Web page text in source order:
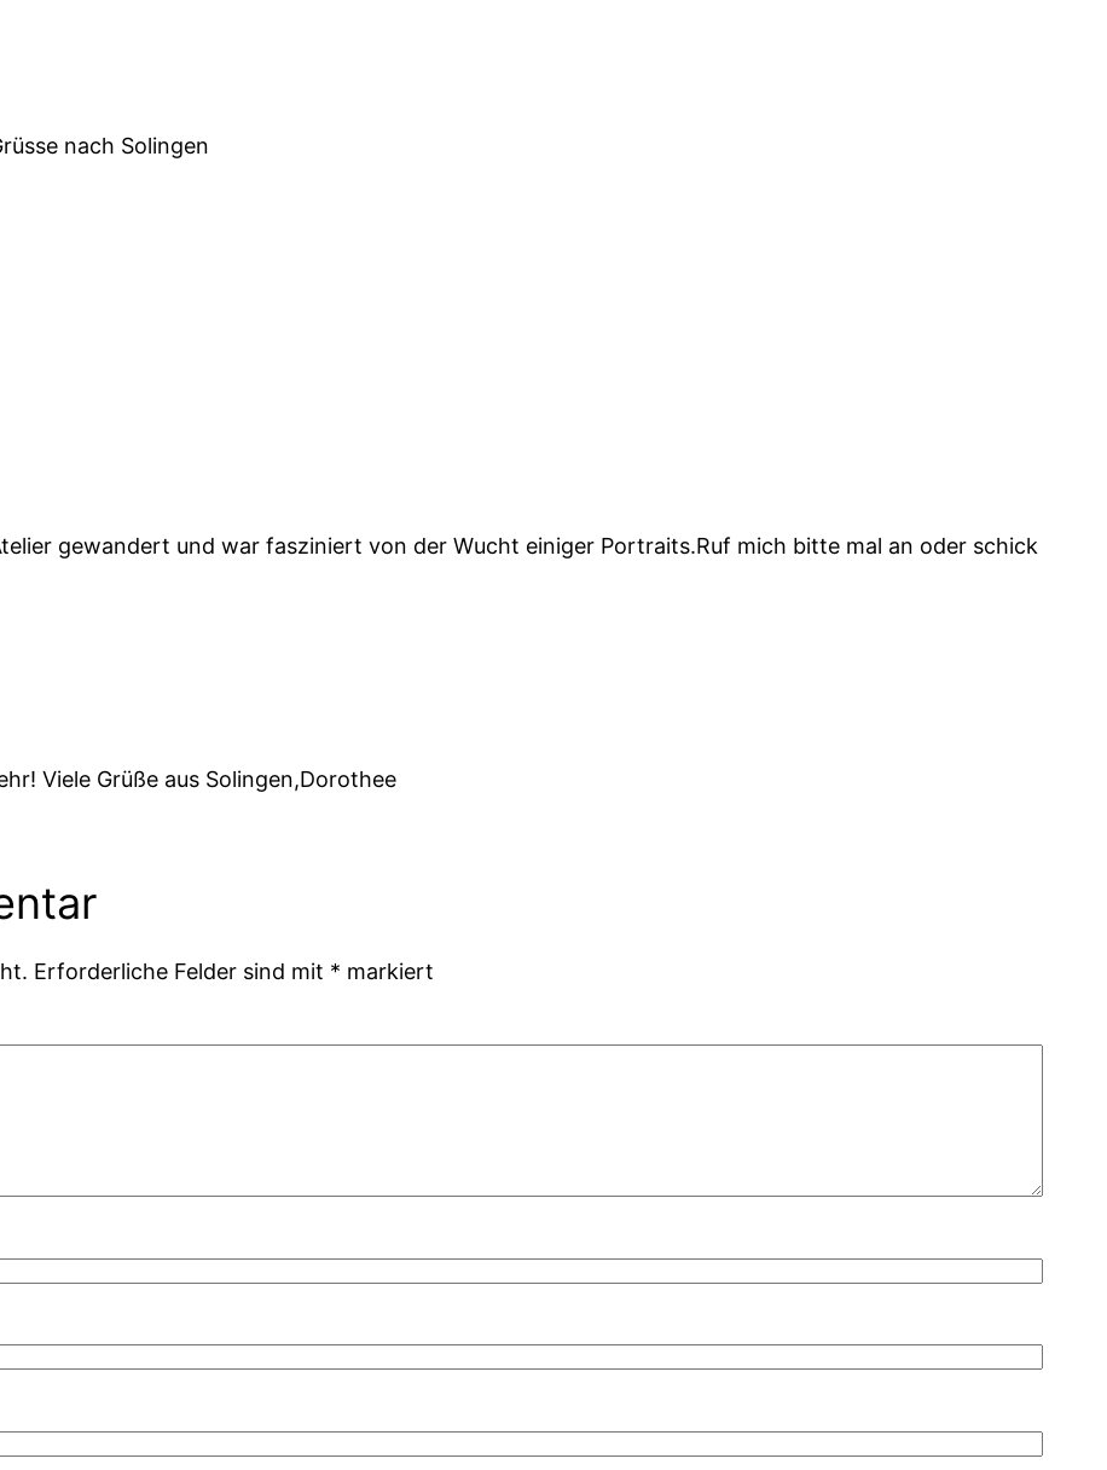
nach Solingen
gewandert und war fasziniert von der Wucht einiger Portraits.Ruf mich bitte mal an oder schick
Viele Grüße aus Solingen,Dorothee
Erforderliche Felder sind mit * markiert